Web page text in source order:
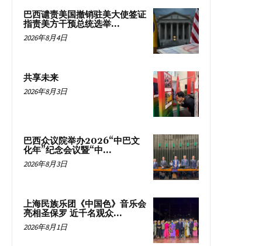
巴西谴责美国撤销驻美大使签证
指责美方干预总统选举...
2026年8月4日
共享未来
2026年8月3日
巴西众议院举办2026“中巴文
化年”纪念会议暨“中...
2026年8月3日
上海民族乐团《中国色》音乐会
亮相圣保罗 近千名观众...
2026年8月1日